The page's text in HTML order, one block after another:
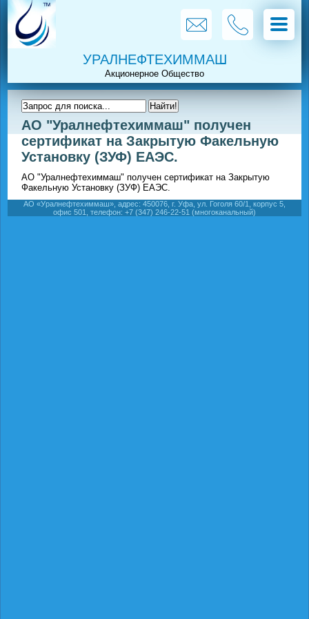
УРАЛНЕФТЕХИММАШ
АО "Уралнефтехиммаш" получен
сертификат на Закрытую Факельную
Установку (ЗУФ) ЕАЭС.
АО "Уралнефтехиммаш" получен сертификат на Закрытую
Факельную Установку (ЗУФ) ЕАЭС.
АО «Уралнефтехиммаш», адрес: 450076, г. Уфа, ул. Гоголя 60/1, корпус 5,
офис 501, телефон: +7 (347) 246-22-51 (многоканальный)